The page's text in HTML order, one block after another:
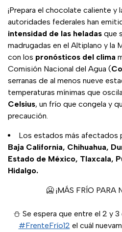
¡Prepara el chocolate caliente y
autoridades federales han
intensidad de las heladas que
madrugadas en el Altiplano y la
con los pronósticos del clima
Comisión Nacional del Agua (
serranas de al menos nueve
temperaturas mínimas que
Celsius, un frío que congela y
precaución.
Los estados más afectados
Baja California, Chihuahua,
Estado de México, Tlaxcala,
Hidalgo.
🥶 ¡MÁS FRÍO PARA
⛄ Se espera que entre el 2 y
#FrenteFrío12 el cuál